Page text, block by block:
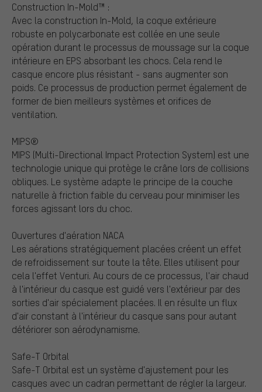
Construction In-Mold™ :
Avec la construction In-Mold, la coque extérieure
robuste en polycarbonate est collée en une seule
opération durant le processus de moussage sur la coque
intérieure en EPS absorbant les chocs. Cela rend le
casque encore plus résistant - sans augmenter son
poids. Ce processus de production permet également de
former de bien meilleurs systèmes et orifices de
ventilation.
MIPS®
MIPS (Multi-Directional Impact Protection System) est une
technologie unique qui protège le crâne lors de collisions
obliques. Le système adapte le principe de la couche
naturelle à friction faible du cerveau pour minimiser les
forces agissant lors du choc.
Ouvertures d'aération NACA
Les aérations stratégiquement placées créent un effet
de refroidissement sur toute la tête. Elles utilisent pour
cela l'effet Venturi. Au cours de ce processus, l'air chaud
à l'intérieur du casque est guidé vers l'extérieur par des
sorties d'air spécialement placées. Il en résulte un flux
d'air constant à l'intérieur du casque sans pour autant
détériorer son aérodynamisme.
Safe-T Orbital
Safe-T Orbital est un système d'ajustement pour les
casques avec un cadran permettant de régler la largeur.